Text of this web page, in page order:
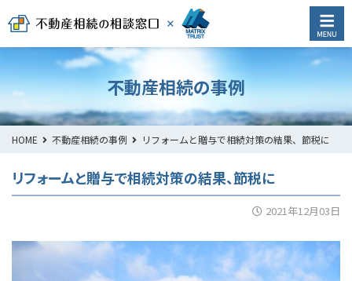
不動産相続の事例
HOME 不動産相続の事例 リフォームと贈与で相続対策の結果、節税に
リフォームと贈与で相続対策の結果、節税に
2021年12月03日